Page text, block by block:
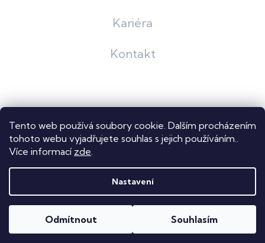
Tento web používá soubory cookie. Dalším procházením
tohoto webu vyjadřujete souhlas s jejich používáním..
Více informací zde.
Nastavení
Odmítnout Souhlasím
Kariéra
Kontakt
Shoptet
Copyright 2026Dastech s.r.o.. Všechna práva vyhrazena.
Upravit nastavení cookies